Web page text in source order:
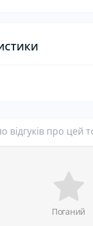
відгуків про цей
Поганий